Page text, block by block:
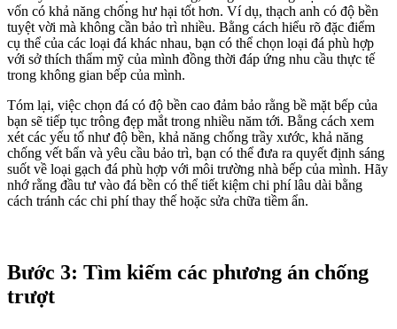
vốn có khả năng chống hư hại tốt hơn. Ví dụ, thạch anh có độ bền
tuyệt vời mà không cần bảo trì nhiều. Bằng cách hiểu rõ đặc điểm
cụ thể của các loại đá khác nhau, bạn có thể chọn loại đá phù hợp
với sở thích thẩm mỹ của mình đồng thời đáp ứng nhu cầu thực tế
trong không gian bếp của mình.
Tóm lại, việc chọn đá có độ bền cao đảm bảo rằng bề mặt bếp của
bạn sẽ tiếp tục trông đẹp mắt trong nhiều năm tới. Bằng cách xem
xét các yếu tố như độ bền, khả năng chống trầy xước, khả năng
chống vết bẩn và yêu cầu bảo trì, bạn có thể đưa ra quyết định sáng
suốt về loại gạch đá phù hợp với môi trường nhà bếp của mình. Hãy
nhớ rằng đầu tư vào đá bền có thể tiết kiệm chi phí lâu dài bằng
cách tránh các chi phí thay thế hoặc sửa chữa tiềm ẩn.
Bước 3: Tìm kiếm các phương án chống
trượt